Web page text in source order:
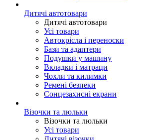
Дитячі автотовари
Дитячі автотовари
Усі товари
Автокрісла і переноски
Бази та адаптери
Подушки у машину
Вкладки і матраци
Чохли та килимки
Ремені безпеки
Сонцезахисні екрани
Візочки та люльки
Візочки та люльки
Усі товари